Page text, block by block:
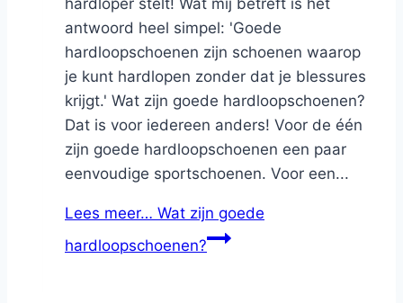
hardloper stelt! Wat mij betreft is het
antwoord heel simpel: 'Goede
hardloopschoenen zijn schoenen waarop
je kunt hardlopen zonder dat je blessures
krijgt.' Wat zijn goede hardloopschoenen?
Dat is voor iedereen anders! Voor de één
zijn goede hardloopschoenen een paar
eenvoudige sportschoenen. Voor een...
Lees meer… Wat zijn goede
hardloopschoenen?